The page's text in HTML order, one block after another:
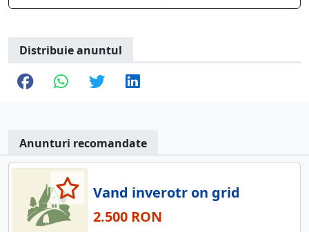
Distribuie anuntul
Anunturi recomandate
Vand inverotr on grid
2.500 RON